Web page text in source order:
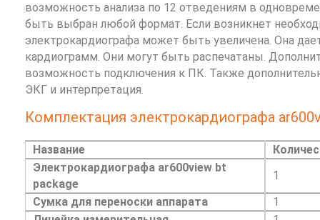
возможность анализа по 12 отведениям в
быть выбран любой формат. Если возникнет
электрокардиографа может быть увеличена. Она
кардиограмм. Они могут быть распечатаны.
возможность подключения к ПК. Также
ЭКГ и интерпретация.
Комплектация электрокардиографа
Название
Электрокардиографа ar600view bt
package
1
Сумка для переноски аппарата
1